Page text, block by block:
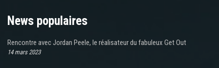
News populaires
Rencontre avec Jordan Peele, le réalisateur du fabuleux Get Out
14 mars 2023